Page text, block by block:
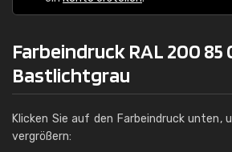
Farbeindruck RAL 200 85
Bastlichtgrau
Klicken Sie auf den Farbeindruck unten,
vergrößern: